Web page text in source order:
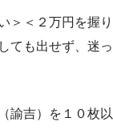
＞＜２万円を握り
ても出せず、迷っ
諭吉）を１０枚以